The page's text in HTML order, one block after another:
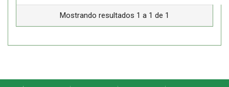
Mostrando resultados 1 a 1 de 1